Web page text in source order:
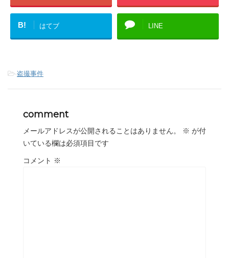
B! はてブ LINE
-盗撮事件
comment
メールアドレスが公開されることはありません。 ※ が付
いている欄は必須項目です
コメント ※